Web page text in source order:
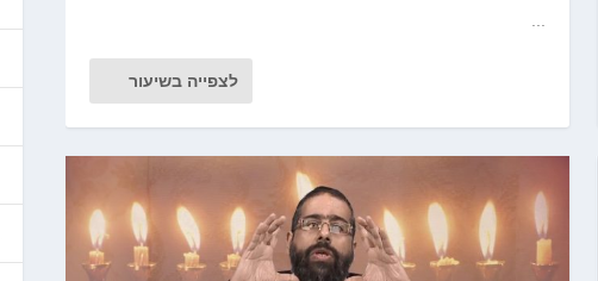
לצפייה בשיעור